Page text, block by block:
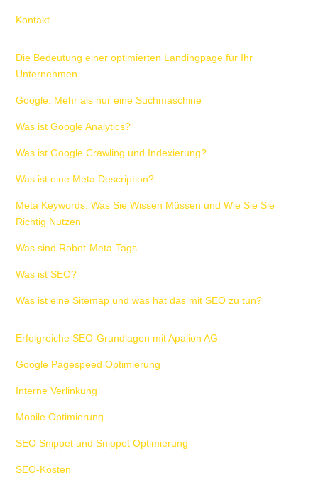
Erfolgreiche SEO-Grundlagen mit Apalion AG
Google Pagespeed Optimierung
Interne Verlinkung
Mobile Optimierung
SEO Snippet und Snippet Optimierung
SEO-Kosten
Die Bedeutung einer optimierten Landingpage für Ihr
Unternehmen
Google: Mehr als nur eine Suchmaschine
Was ist Google Analytics?
Was ist Google Crawling und Indexierung?
Was ist eine Meta Description?
Meta Keywords: Was Sie Wissen Müssen und Wie Sie Sie
Richtig Nutzen
Was sind Robot-Meta-Tags
Was ist SEO?
Was ist eine Sitemap und was hat das mit SEO zu tun?
Kontakt